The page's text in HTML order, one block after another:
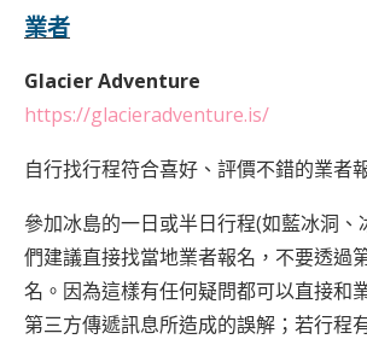
業者
Glacier Adventure
https://glacieradventure.is/
自行找行程符合喜好、評價不錯的業者
參加冰島的一日或半日行程(如藍冰洞、
們建議直接找當地業者報名，不要透過
名。因為這樣有任何疑問都可以直接和
第三方傳遞訊息所造成的誤解；若行程